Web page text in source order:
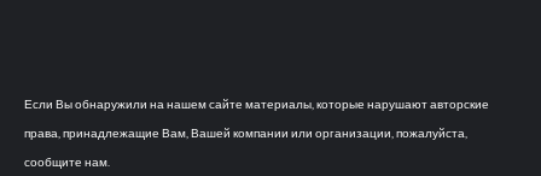
Если Вы обнаружили на нашем сайте материалы, которые нарушают авторские
права, принадлежащие Вам, Вашей компании или организации, пожалуйста,
сообщите нам.